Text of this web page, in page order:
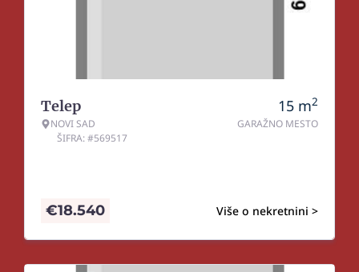
Telep
NOVI SAD
ŠIFRA: #569517
15 m2
GARAŽNO MESTO
Više o nekretnini >
€18.540